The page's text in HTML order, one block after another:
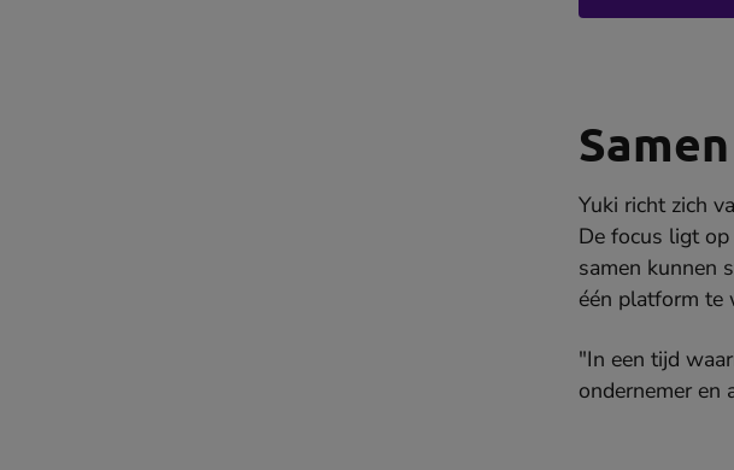
Yuki richt zich
De focus ligt
samen kunnen
één platform te
"In een tijd
ondernemer en